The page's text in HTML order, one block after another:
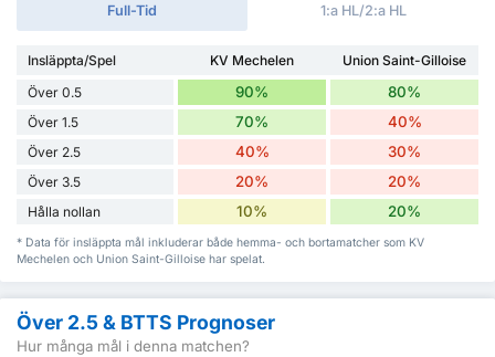
Full-Tid 1:a HL/2:a HL
Insläppta/Spel KV Mechelen
Union Saint-Gilloise
Över 0.5
90% 80%
Över 1.5 70% 40%
Över 2.5 40% 30%
Över 3.5 20% 20%
Hålla nollan 10% 20%
* Data för insläppta mål inkluderar både hemma- och bortamatcher som KV
Mechelen och Union Saint-Gilloise har spelat.
Över 2.5 & BTTS Prognoser
Hur många mål i denna matchen?